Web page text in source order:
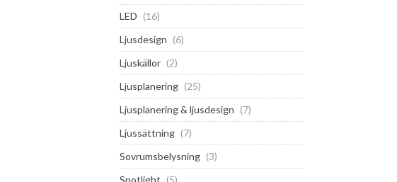
LED (16)
Ljusdesign (6)
Ljuskällor (2)
Ljusplanering (25)
Ljusplanering & ljusdesign (7)
Ljussättning (7)
Sovrumsbelysning (3)